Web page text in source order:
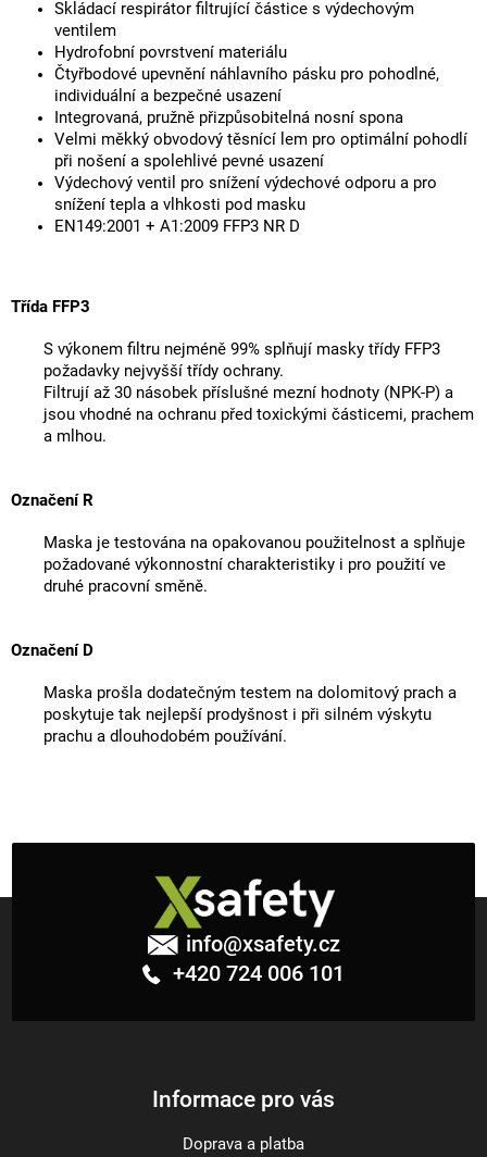
Skládací respirátor filtrující částice s výdechovým
ventilem
Hydrofobní povrstvení materiálu
Čtyřbodové upevnění náhlavního pásku pro pohodlné,
individuální a bezpečné usazení
Integrovaná, pružně přizpůsobitelná nosní spona
Velmi měkký obvodový těsnící lem pro optimální pohodlí
při nošení a spolehlivé pevné usazení
Výdechový ventil pro snížení výdechové odporu a pro
snížení tepla a vlhkosti pod masku
EN149:2001 + A1:2009 FFP3 NR D
Třída FFP3
S výkonem filtru nejméně 99% splňují masky třídy FFP3
požadavky nejvyšší třídy ochrany.
Filtrují až 30 násobek příslušné mezní hodnoty (NPK-P) a
jsou vhodné na ochranu před toxickými částicemi, prachem
a mlhou.
Označení R
Maska je testována na opakovanou použitelnost a splňuje
požadované výkonnostní charakteristiky i pro použití ve
druhé pracovní směně.
Označení D
Maska prošla dodatečným testem na dolomitový prach a
poskytuje tak nejlepší prodyšnost i při silném výskytu
prachu a dlouhodobém používání.
info@xsafety.cz
+420 724 006 101
Informace pro vás
Doprava a platba